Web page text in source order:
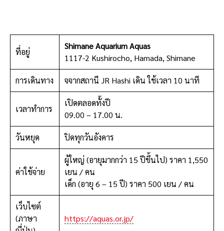
ที่อยู่
Shimane Aquarium Aquas
1117-2 Kushirocho, Hamada, Shimane
การเดินทาง จจากสถานี JR Hashi เดิน ใช้เวลา 10 นาที
เวลาทำการ
เปิดตลอดทั้งปี
09.00 – 17.00 น.
วันหยุด ปิดทุกวันอังคาร
ค่าใช้จ่าย
ผู้ใหญ่ (อายุมากกว่า 15 ปีขึ้นไป) ราคา 1,550
เยน / คน
เด็ก (อายุ 6 – 15 ปี) ราคา 500 เยน / คน
เว็บไซต์
(ภาษา
https://aquas.or.jp/